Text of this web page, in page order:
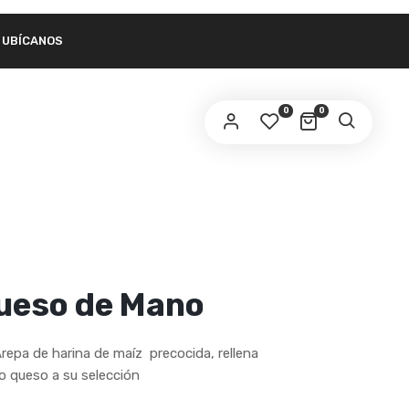
UBÍCANOS
0
0
to set a new password will be sent to your
personal data will be used to support your experience
de Mano
de harina de maíz precocida, rellena
queso a su selección